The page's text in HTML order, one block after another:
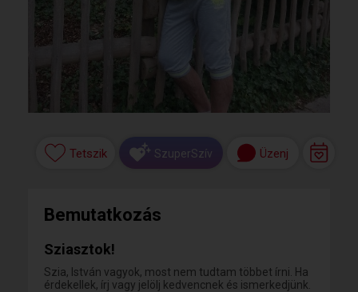
Tetszik SzuperSzív Üzenj
Bemutatkozás
Sziasztok!
Szia, István vagyok, most nem tudtam többet írni. Ha
érdekellek, írj vagy jelölj kedvencnek és ismerkedjünk.